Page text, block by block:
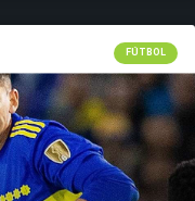
FÚTBOL